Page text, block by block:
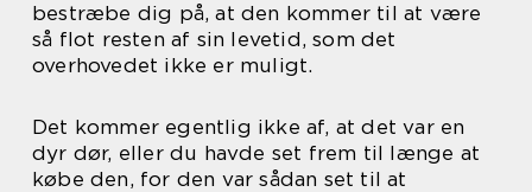
bestræbe dig på, at den kommer til at være
så flot resten af sin levetid, som det
overhovedet ikke er muligt.
Det kommer egentlig ikke af, at det var en
dyr dør, eller du havde set frem til længe at
købe den, for den var sådan set til at